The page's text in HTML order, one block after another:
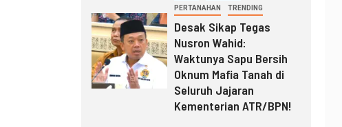
PERTANAHAN TRENDING
Desak Sikap Tegas
Nusron Wahid:
Waktunya Sapu Bersih
Oknum Mafia Tanah di
Seluruh Jajaran
Kementerian ATR/BPN!